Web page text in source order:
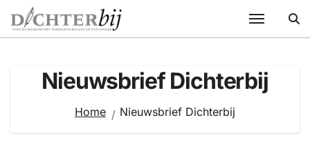
naar
de
Nieuwsbrief Dichterbij
Home Nieuwsbrief Dichterbij